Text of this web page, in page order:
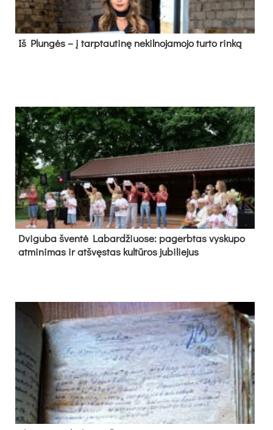
Iš Plungės – į tarptautinę nekilnojamojo turto rinką
Dvi­gu­ba šven­tė La­bar­džiuo­se: pa­gerb­tas vys­ku­po
at­mi­ni­mas ir at­švęs­tas kul­tū­ros ju­bi­lie­jus